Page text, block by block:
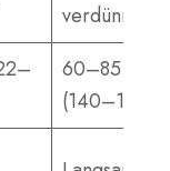
verdünnt.
60–85 °C
(140–185